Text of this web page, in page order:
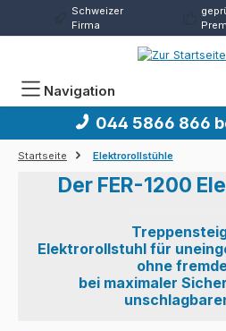
Zum Hauptinhalt springen
Schweizer
Firma
Navigation
044 5866 866
Startseite Elektrorollstühle
Der FER-1200
Elektrorollstuhl für
ohne
bei maximaler